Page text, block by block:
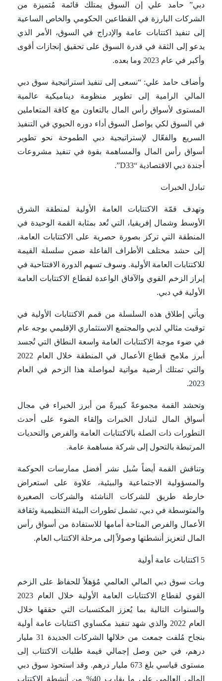
دبي” حامد علي إن السوق يمتلك قائمة مُتميزة من
الشركات البارزة في القطاعين الحكومي والخاص الساعية
إلى تنفيذ اكتتابات عامة والإدراج في السوق، الأمر الذي
يدعو إلى الثقة في قدرة السوق على تحقيق إنجازات أقوى
وأكبر في عام 2023 وما بعده.
وأضاف حامد علي: “نسعى إلى تنفيذ استراتيجية سوق دبي
المالي الرامية إلى تطوير منظومة ديناميكية عالمية
المستوى لأسواق رأس المال بالتعاون مع كافة المتعاملين
في السوق لكي يواصل السوق أداء دوره الحيوي في التنفيذ
السريع والفعّال لإستراتيجية دبي الطموحة نحو تطوير
أسواق رأس المال والمساهمة بقوة في تنفيذ مشروعات
أجندة دبي الاقتصادية “D33”.
تبادل الخبرات
وتهدف قمّة الاكتتابات العامة الأولية لمنطقة الشرق
الأوسط وشمال إفريقيا، التي تُعد بمثابة القمة الوحيدة في
المنطقة التي تركز بصورة حصرية على الاكتتابات العامة،
إلى حشد مختلف الأطراف الفاعلة ضمن سلسلة القيمة
للاكتتابات العامة الأولية. وسوف تسهم الدورة الافتتاحية في
إبراز الزخم القوي والآفاق الواعدة لقطاع الاكتتابات العامة
الأولية في دبي.
ويأتي إطلاق هذه السلسلة من قمم الاكتتابات الأولية في
توقيت مثالي لدبي والمجتمع الاستثماري الإقليمي بوجه عام
في ضوء موجة الاكتتابات العامة واسعة النطاق التي تُجسد
أبرز ملامح قطاع الأعمال في المنطقة خلال العام 2022
والتي تمتلك أرضية مواتية لمواصلة هذا الزخم في العام
2023.
وتحشد القمة مجموعةً كبيرةً من أبرز الخبراء في مجال
أسواق المال لتبادل الخبرات وإلقاء الضوء على أحدث
التطورات ذات الصلة بالاكتتابات العامة والفرص والتحديات
المرتبطة بالتحول إلى شركة مساهمة عامة.
وتناقش القمة أيضاً سُبل نشر أفضل ممارسات الحوكمة
والمسؤولية الاجتماعية والبيئية، علاوة على استعراض
خارطة طريق للشركات الناشئة والشركات الصغيرة
والمتوسطة في دبي، تشمل تطورات البيئة التنظيمية وثقافة
الأعمال والفرص المتاحة أمامها للاستفادة من أسواق رأس
المال لتعزيز أنشطتها وصولاً إلى مرحلة الاكتتاب العام.
5 اكتتابات عامة أولية
وبات سوق دبي المالي العالمي مُؤهلاً للحفاظ على الزخم
القوي لقطاع الاكتتابات العامة الأولية خلال العام 2023
والسنوات التالية بما يُعزز المكتسبات التي حققها خلال
العام 2022 والذي شهد تنفيذ مكساوي اكتتابات عامة أولية
بنجاح مُلفت جمعت من خلالها الشركات الجديدة 31 مليار
درهم، في حين وصل إجمالي قيمة طلبات الاكتتاب إلى
مستوى قياسي بلغ 673 مليار درهم. وقد استحوذ سوق دبي
المالي العالمي على ما يقارب 40% من أنشطة الاكتتاب